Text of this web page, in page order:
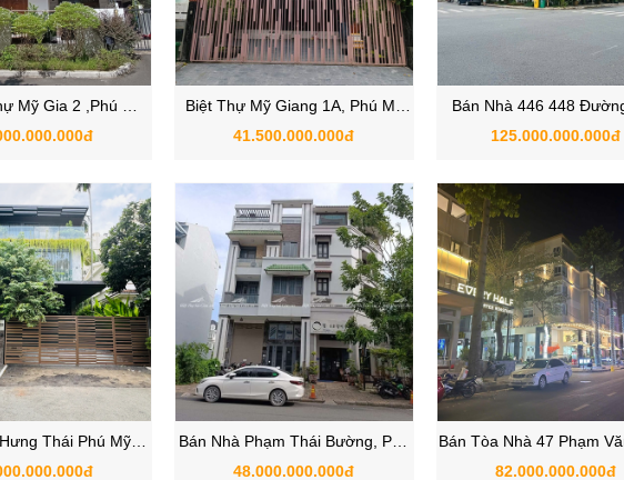
Mỹ Gia 2 ,Phú Mỹ
7, TPHCM
Biệt Thự Mỹ Giang 1A, Phú Mỹ
Hưng , Quận 7, TPHCM
41.500.000.000đ
Bán Nhà 446 448 Đường
Phú, Phú Mỹ Hưng,
125.000.000.000đ
Thái Phú Mỹ
Quận 7
Bán Nhà Phạm Thái Bường, Phú
Mỹ Hưng, Quận 7, TPHCM
48.000.000.000đ
Bán Tòa Nhà 47 Phạm
Phú Mỹ Hưng, Quận 7,
82.000.000.000đ